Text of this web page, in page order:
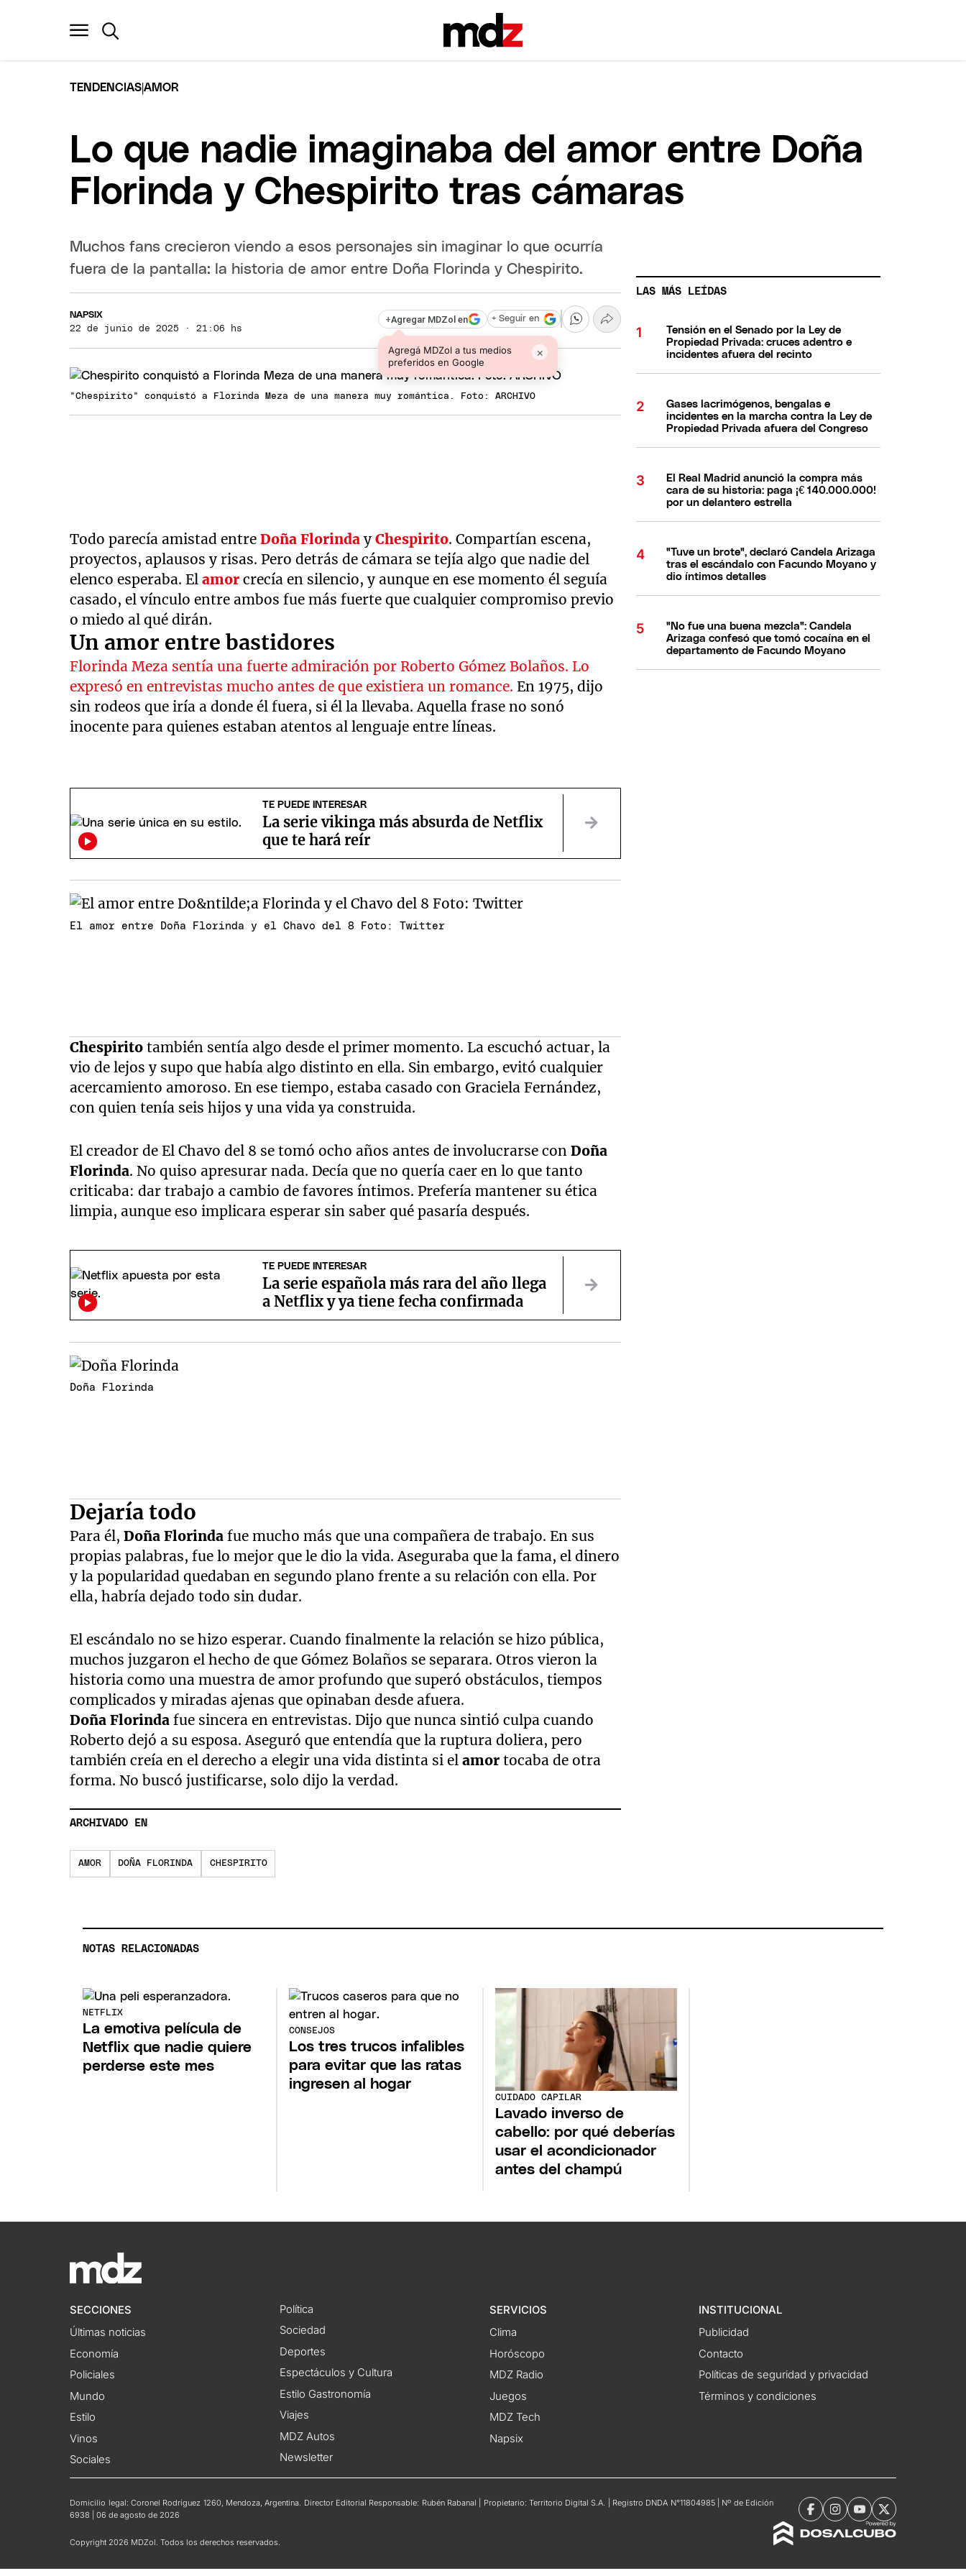
TENDENCIAS|AMOR
Lo que nadie imaginaba del amor entre Doña
Florinda y Chespirito tras cámaras
Muchos fans crecieron viendo a esos personajes sin imaginar lo que ocurría
fuera de la pantalla: la historia de amor entre Doña Florinda y Chespirito.
NAPSIX
22 de junio de 2025 · 21:06 hs
+Agregar MDZol en
Agregá MDZol a tus medios
preferidos en Google
×
+ Seguir en
"Chespirito" conquistó a Florinda Meza de una manera muy romántica. Foto: ARCHIVO
Todo parecía amistad entreDoña Florinda yChespirito. Compartían escena,
proyectos, aplausos y risas. Pero detrás de cámara se tejía algo que nadie del
elenco esperaba. Elamorcrecía en silencio, y aunque en ese momento él seguía
casado, el vínculo entre ambos fue más fuerte que cualquier compromiso previo
o miedo al qué dirán.
Un amor entre bastidores
Florinda Meza sentía una fuerte admiración por Roberto Gómez Bolaños. Lo
expresó en entrevistas mucho antes de que existiera un romance. En 1975, dijo
sin rodeos que iría a donde él fuera, si él la llevaba. Aquella frase no sonó
inocente para quienes estaban atentos al lenguaje entre líneas.
TE PUEDE INTERESAR
La serie vikinga más absurda de Netflix
que te hará reír
El amor entre Doña Florinda y el Chavo del 8 Foto: Twitter
Chespiritotambién sentía algo desde el primer momento. La escuchó actuar, la
vio de lejos y supo que había algo distinto en ella. Sin embargo, evitó cualquier
acercamiento amoroso. En ese tiempo, estaba casado con Graciela Fernández,
con quien tenía seis hijos y una vida ya construida.
El creador de El Chavo del 8 se tomó ocho años antes de involucrarse conDoña
Florinda. No quiso apresurar nada. Decía que no quería caer en lo que tanto
criticaba: dar trabajo a cambio de favores íntimos. Prefería mantener su ética
limpia, aunque eso implicara esperar sin saber qué pasaría después.
TE PUEDE INTERESAR
La serie española más rara del año llega
a Netflix y ya tiene fecha confirmada
Doña Florinda
Dejaría todo
Para él,Doña Florinda fue mucho más que una compañera de trabajo. En sus
propias palabras, fue lo mejor que le dio la vida. Aseguraba que la fama, el dinero
y la popularidad quedaban en segundo plano frente a su relación con ella. Por
ella, habría dejado todo sin dudar.
El escándalo no se hizo esperar. Cuando finalmente la relación se hizo pública,
muchos juzgaron el hecho de que Gómez Bolaños se separara. Otros vieron la
historia como una muestra de amor profundo que superó obstáculos, tiempos
complicados y miradas ajenas que opinaban desde afuera.
Doña Florindafue sincera en entrevistas. Dijo que nunca sintió culpa cuando
Roberto dejó a su esposa. Aseguró que entendía que la ruptura doliera, pero
también creía en el derecho a elegir una vida distinta si elamortocaba de otra
forma. No buscó justificarse, solo dijo la verdad.
ARCHIVADO EN
AMOR DOÑA FLORINDA CHESPIRITO
LAS MÁS LEÍDAS
Tensión en el Senado por la Ley de
Propiedad Privada: cruces adentro e
incidentes afuera del recinto
Gases lacrimógenos, bengalas e
incidentes en la marcha contra la Ley de
Propiedad Privada afuera del Congreso
El Real Madrid anunció la compra más
cara de su historia: paga ¡€ 140.000.000!
por un delantero estrella
"Tuve un brote", declaró Candela Arizaga
tras el escándalo con Facundo Moyano y
dio íntimos detalles
"No fue una buena mezcla": Candela
Arizaga confesó que tomó cocaína en el
departamento de Facundo Moyano
NOTAS RELACIONADAS
NETFLIX
La emotiva película de
Netflix que nadie quiere
perderse este mes
CONSEJOS
Los tres trucos infalibles
para evitar que las ratas
ingresen al hogar
CUIDADO CAPILAR
Lavado inverso de
cabello: por qué deberías
usar el acondicionador
antes del champú
SECCIONES
Últimas noticias
Economía
Policiales
Mundo
Estilo
Vinos
Sociales
Política
Sociedad
Deportes
Espectáculos y Cultura
Estilo Gastronomía
Viajes
MDZ Autos
Newsletter
SERVICIOS
Clima
Horóscopo
MDZ Radio
Juegos
MDZ Tech
Napsix
INSTITUCIONAL
Publicidad
Contacto
Políticas de seguridad y privacidad
Términos y condiciones
Domicilio legal: Coronel Rodríguez 1260, Mendoza, Argentina. Director Editorial Responsable: Rubén Rabanal | Propietario: Territorio Digital S.A. | Registro DNDA N°11804985 | Nº de Edición
6938 | 06 de agosto de 2026
Copyright 2026 MDZol. Todos los derechos reservados.